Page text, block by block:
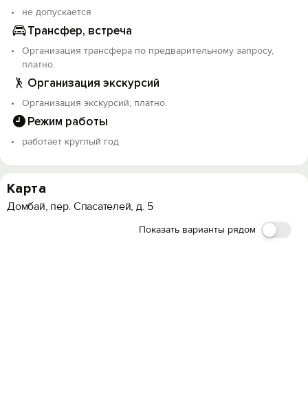
не допускается
Трансфер, встреча
Организация трансфера по предварительному запросу,
платно.
Организация экскурсий
Организация экскурсий, платно.
Режим работы
работает круглый год
Карта
Домбай, пер. Спасателей, д. 5
Показать варианты рядом